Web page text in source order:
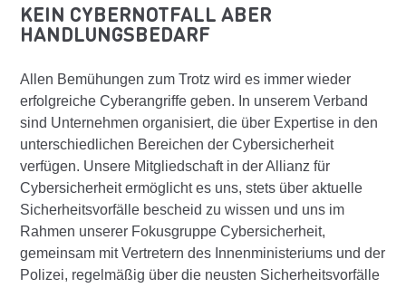
KEIN CYBERNOTFALL ABER
HANDLUNGSBEDARF
Allen Bemühungen zum Trotz wird es immer wieder
erfolgreiche Cyberangriffe geben. In unserem Verband
sind Unternehmen organisiert, die über Expertise in den
unterschiedlichen Bereichen der Cybersicherheit
verfügen. Unsere Mitgliedschaft in der Allianz für
Cybersicherheit ermöglicht es uns, stets über aktuelle
Sicherheitsvorfälle bescheid zu wissen und uns im
Rahmen unserer Fokusgruppe Cybersicherheit,
gemeinsam mit Vertretern des Innenministeriums und der
Polizei, regelmäßig über die neusten Sicherheitsvorfälle